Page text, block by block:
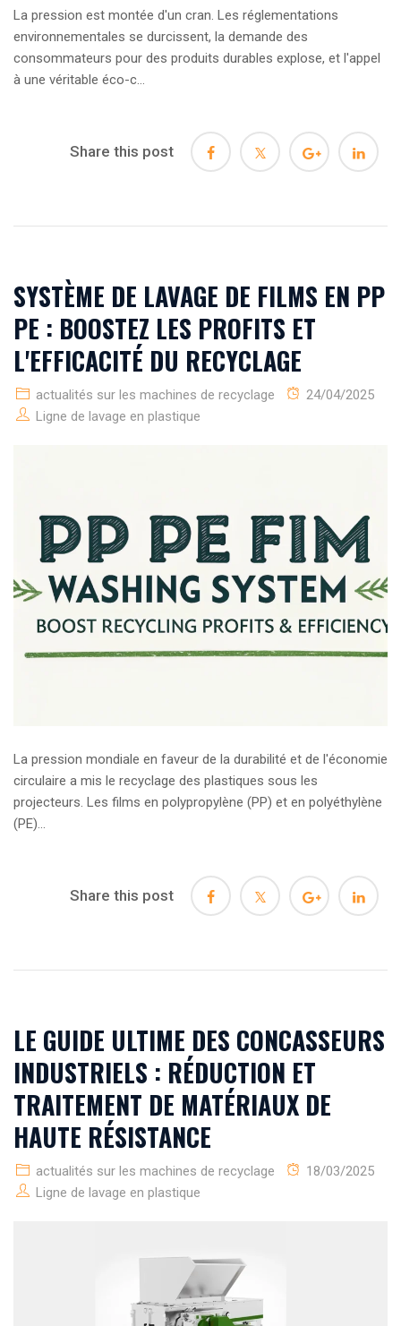
La pression est montée d'un cran. Les réglementations
environnementales se durcissent, la demande des
consommateurs pour des produits durables explose, et l'appel
à une véritable éco-c...
Share this post
SYSTÈME DE LAVAGE DE FILMS EN PP
PE : BOOSTEZ LES PROFITS ET
L'EFFICACITÉ DU RECYCLAGE
actualités sur les machines de recyclage
24/04/2025
Ligne de lavage en plastique
La pression mondiale en faveur de la durabilité et de l'économie
circulaire a mis le recyclage des plastiques sous les
projecteurs. Les films en polypropylène (PP) et en polyéthylène
(PE)...
Share this post
LE GUIDE ULTIME DES CONCASSEURS
INDUSTRIELS : RÉDUCTION ET
TRAITEMENT DE MATÉRIAUX DE
HAUTE RÉSISTANCE
actualités sur les machines de recyclage
18/03/2025
Ligne de lavage en plastique